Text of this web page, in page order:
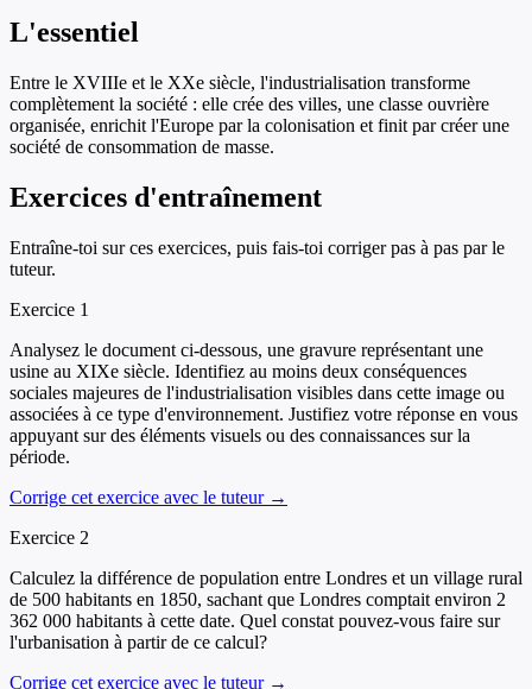
L'essentiel
Entre le XVIIIe et le XXe siècle, l'industrialisation transforme
complètement la société : elle crée des villes, une classe ouvrière
organisée, enrichit l'Europe par la colonisation et finit par créer une
société de consommation de masse.
Exercices d'entraînement
Entraîne-toi sur ces exercices, puis fais-toi corriger pas à pas par le
tuteur.
Exercice 1
Analysez le document ci-dessous, une gravure représentant une
usine au XIXe siècle. Identifiez au moins deux conséquences
sociales majeures de l'industrialisation visibles dans cette image ou
associées à ce type d'environnement. Justifiez votre réponse en vous
appuyant sur des éléments visuels ou des connaissances sur la
période.
Corrige cet exercice avec le tuteur →
Exercice 2
Calculez la différence de population entre Londres et un village rural
de 500 habitants en 1850, sachant que Londres comptait environ 2
362 000 habitants à cette date. Quel constat pouvez-vous faire sur
l'urbanisation à partir de ce calcul?
Corrige cet exercice avec le tuteur →